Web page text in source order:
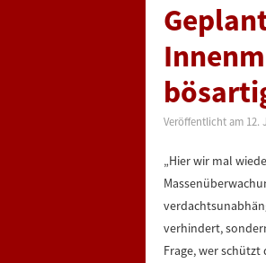
Veröffentlicht am 12.
„Hier wir mal
verhindert,
Frage, wer